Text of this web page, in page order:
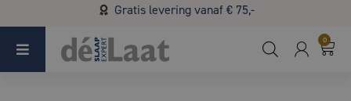
Gratis levering vanaf € 75,-
Koopzondag 29 maart in Bladel van 13.00 - 17.00
0